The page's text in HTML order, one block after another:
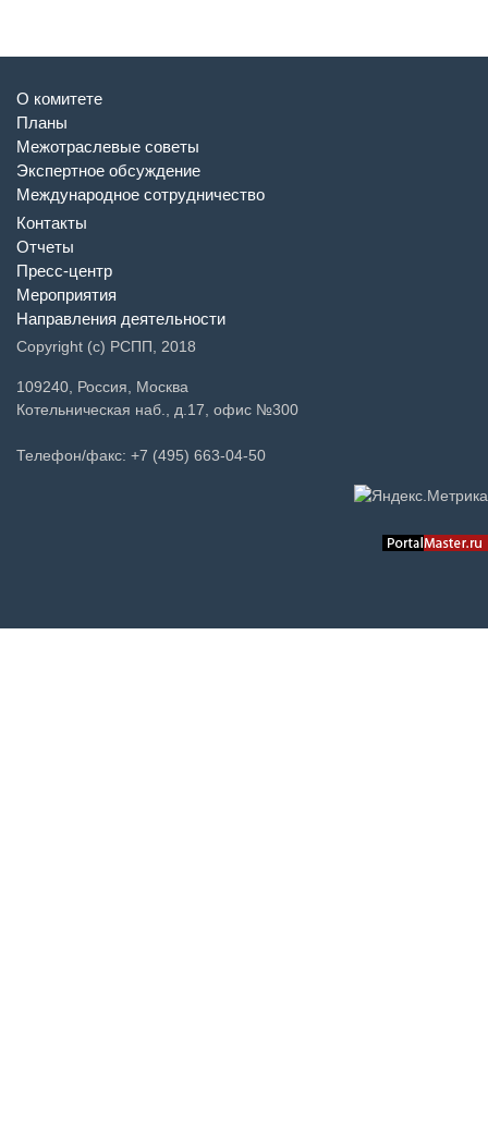
О комитете
Планы
Межотраслевые советы
Экспертное обсуждение
Международное сотрудничество
Контакты
Отчеты
Пресс-центр
Мероприятия
Направления деятельности
Copyright (c) РСПП, 2018
109240, Россия, Москва
Котельническая наб., д.17, офис №300
Телефон/факс: +7 (495) 663-04-50